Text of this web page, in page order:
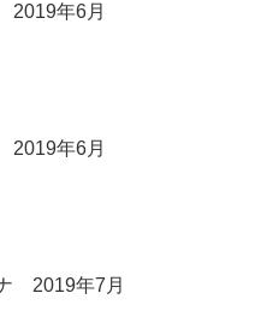
年6月
年6月
2019年7月